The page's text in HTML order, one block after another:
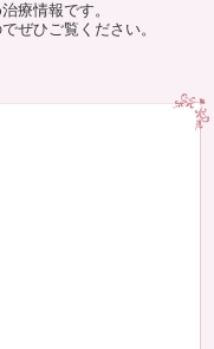
療情報です。
ぜひご覧ください。